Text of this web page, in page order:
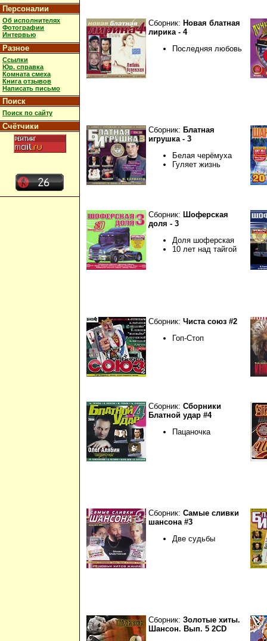
Персоналии
Об исполнителях
Фотографии
Интервью
Разное
Ссылки
Юр. справка
Комната смеха
Книга отзывов
Написать письмо
Поиск
Поиск по сайту
Счётчики
Сборник: Новая блатная
лирика - 4
Последняя любовь
Сборник: Блатная
игрушка - 3
Белая черёмуха
Гуляет жизнь
Сборник: Шоферская
доля - 3
Доля шоферская
10 лет над тайгой
Сборник: Чиста союз #2
Гоп-Стоп
Сборник: Сборники
Блатной удар #4
Пацаночка
Сборник: Самые сливки
шансона #3
Две судьбы
Сборник: Золотые хиты.
Шансон. Вып. 5 2CD